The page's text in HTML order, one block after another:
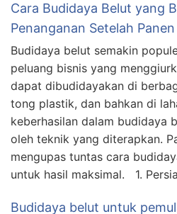
Cara Budidaya Belut yang
Penanganan Setelah Panen
Budidaya belut semakin
peluang bisnis yang
dapat dibudidayakan di
tong plastik, dan bahkan di
keberhasilan dalam budidaya
oleh teknik yang diterapkan.
mengupas tuntas cara
untuk hasil maksimal. 1.
Budidaya belut untuk